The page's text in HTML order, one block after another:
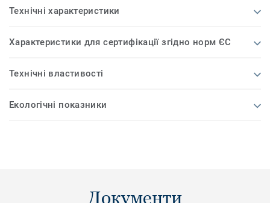
Технічні характеристики
Характеристики для сертифікації згідно норм ЄС
Технічні властивості
Екологічні показники
Документи